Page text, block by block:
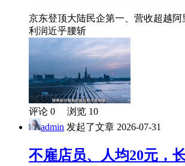
京东登顶大陆民企第一、营收超越
利润近乎腰斩
评论 0 浏览 10
admin 发起了文章 2026-07-31
不雇店员、人均20元，